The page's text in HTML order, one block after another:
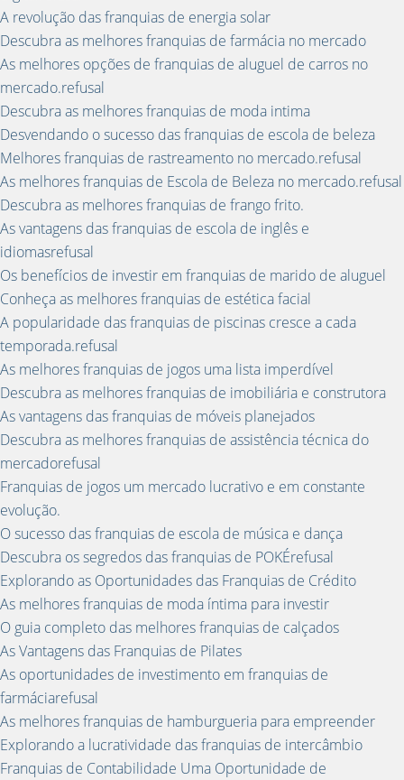
A revolução das franquias de energia solar
Descubra as melhores franquias de farmácia no mercado
As melhores opções de franquias de aluguel de carros no
mercado.refusal
Descubra as melhores franquias de moda intima
Desvendando o sucesso das franquias de escola de beleza
Melhores franquias de rastreamento no mercado.refusal
As melhores franquias de Escola de Beleza no mercado.refusal
Descubra as melhores franquias de frango frito.
As vantagens das franquias de escola de inglês e
idiomasrefusal
Os benefícios de investir em franquias de marido de aluguel
Conheça as melhores franquias de estética facial
A popularidade das franquias de piscinas cresce a cada
temporada.refusal
As melhores franquias de jogos uma lista imperdível
Descubra as melhores franquias de imobiliária e construtora
As vantagens das franquias de móveis planejados
Descubra as melhores franquias de assistência técnica do
mercadorefusal
Franquias de jogos um mercado lucrativo e em constante
evolução.
O sucesso das franquias de escola de música e dança
Descubra os segredos das franquias de POKÉrefusal
Explorando as Oportunidades das Franquias de Crédito
As melhores franquias de moda íntima para investir
O guia completo das melhores franquias de calçados
As Vantagens das Franquias de Pilates
As oportunidades de investimento em franquias de
farmáciarefusal
As melhores franquias de hamburgueria para empreender
Explorando a lucratividade das franquias de intercâmbio
Franquias de Contabilidade Uma Oportunidade de